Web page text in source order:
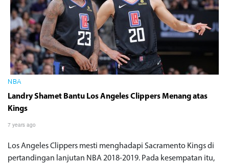
NBA
Landry Shamet Bantu Los Angeles Clippers Menang atas
Kings
7 years ago
Los Angeles Clippers mesti menghadapi Sacramento Kings di
pertandingan lanjutan NBA 2018-2019. Pada kesempatan itu,